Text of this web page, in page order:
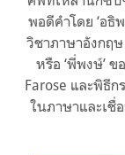
พอดีคำโดย ‘อธิ
วิชาภาษาอังกฤ
หรือ ‘พี่พงษ์’ ข
Farose และพิธีก
ในภาษาและเชื่